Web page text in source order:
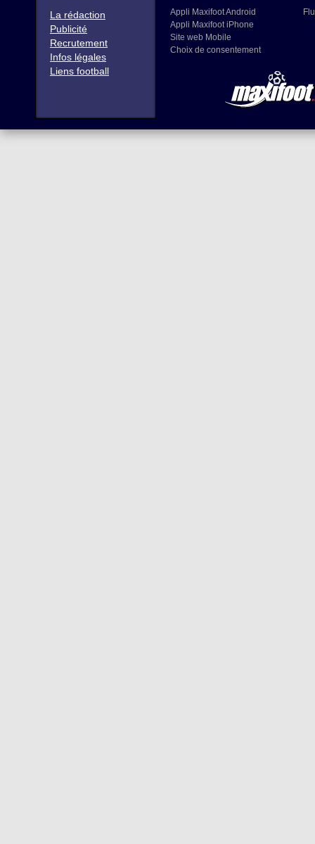
La rédaction
Publicité
Recrutement
Infos légales
Liens football
Appli Maxifoot Android
Appli Maxifoot iPhone
Site web Mobile
Choix de consentement